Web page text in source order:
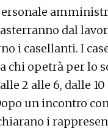
dal
i casellanti. I
chi opetrà per lo
2 alle 6, dalle 10
un incontro
i